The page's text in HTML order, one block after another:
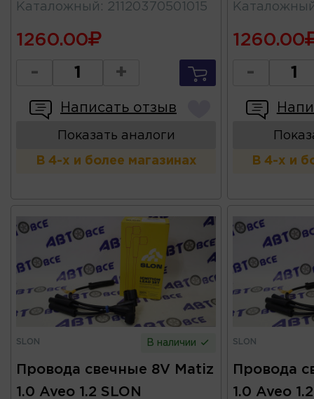
Каталожный : 21120370501015
1260.00
- +
Написать отзыв
Показать аналоги
В 4-х и более магазинах
1260.00
-
В 4-х и
SLON В наличии
Провода свечные 8V Matiz
1.0 Aveo 1.2 SLON
SLON
Провода
1.0 Aveo